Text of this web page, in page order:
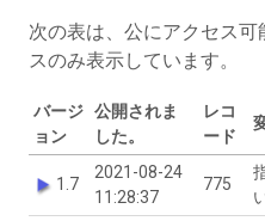
次の表は、公にアクセス
スのみ表示しています。
バージ
ョン
公開されま
した。
レコ
ード
1.7
2021-08-24
11:28:37
775